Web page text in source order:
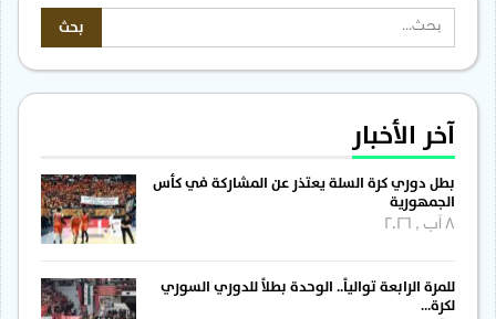
آخر الأخبار
بطل دوري كرة السلة يعتذر عن المشاركة في كأس
الجمهورية
للمرة الرابعة توالياً.. الوحدة بطلاً للدوري السوري
لكرة…